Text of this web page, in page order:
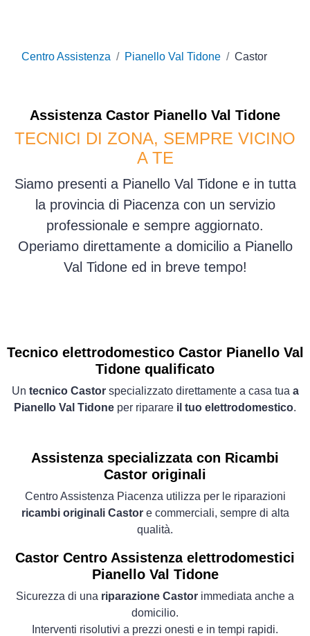
Centro Assistenza Pianello Val Tidone Castor
Assistenza Castor Pianello Val Tidone
TECNICI DI ZONA, SEMPRE VICINO
A TE
Siamo presenti a Pianello Val Tidone e in tutta
la provincia di Piacenza con un servizio
professionale e sempre aggiornato.
Operiamo direttamente a domicilio a Pianello
Val Tidone ed in breve tempo!
Tecnico elettrodomestico Castor Pianello Val
Tidone qualificato
Un tecnico Castorspecializzato direttamente a casa tua a
Pianello Val Tidone per riparare il tuo elettrodomestico.
Assistenza specializzata con Ricambi
Castor originali
Centro Assistenza Piacenza utilizza per le riparazioni
ricambi originali Castore commerciali, sempre di alta
qualità.
Castor Centro Assistenza elettrodomestici
Pianello Val Tidone
Sicurezza di una riparazione Castor immediata anche a
domicilio.
Interventi risolutivi a prezzi onesti e in tempi rapidi.